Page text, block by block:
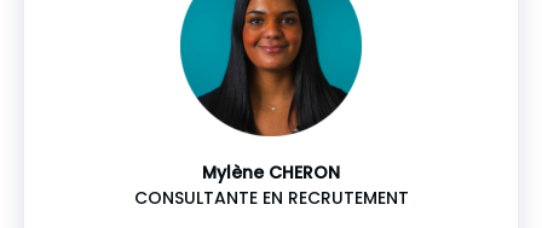
Mylène CHERON
CONSULTANTE EN RECRUTEMENT